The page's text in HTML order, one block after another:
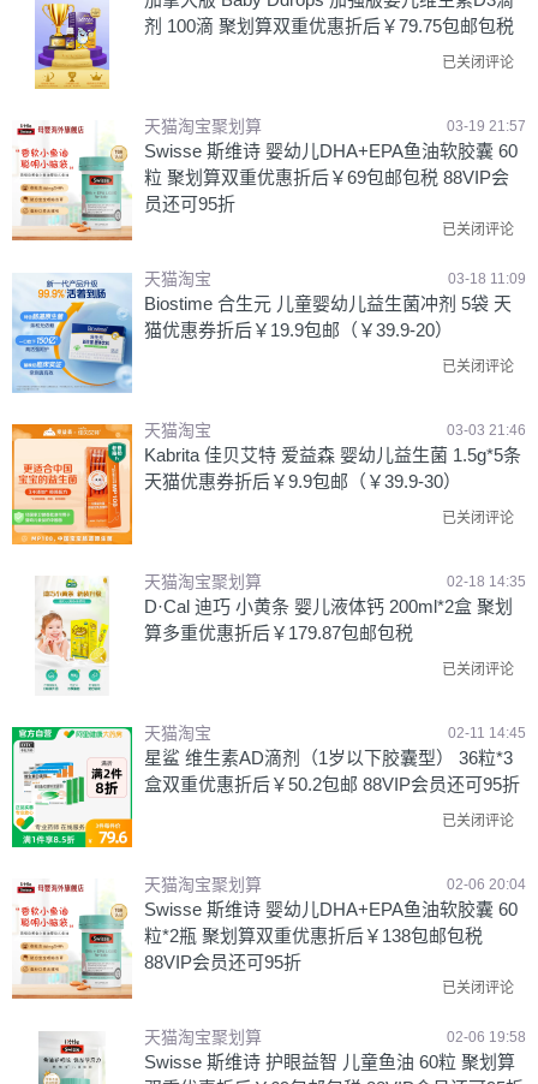
剂 100滴 聚划算双重优惠折后￥79.75包邮包税
已关闭评论
天猫淘宝聚划算 03-19 21:57
Swisse 斯维诗 婴幼儿DHA+EPA鱼油软胶囊 60
粒 聚划算双重优惠折后￥69包邮包税 88VIP会
员还可95折
已关闭评论
天猫淘宝 03-18 11:09
Biostime 合生元 儿童婴幼儿益生菌冲剂 5袋 天
猫优惠券折后￥19.9包邮（￥39.9-20）
已关闭评论
天猫淘宝 03-03 21:46
Kabrita 佳贝艾特 爱益森 婴幼儿益生菌 1.5g*5条
天猫优惠券折后￥9.9包邮（￥39.9-30）
已关闭评论
天猫淘宝聚划算 02-18 14:35
D·Cal 迪巧 小黄条 婴儿液体钙 200ml*2盒 聚划
算多重优惠折后￥179.87包邮包税
已关闭评论
天猫淘宝 02-11 14:45
星鲨 维生素AD滴剂（1岁以下胶囊型） 36粒*3
盒双重优惠折后￥50.2包邮 88VIP会员还可95折
已关闭评论
天猫淘宝聚划算 02-06 20:04
Swisse 斯维诗 婴幼儿DHA+EPA鱼油软胶囊 60
粒*2瓶 聚划算双重优惠折后￥138包邮包税
88VIP会员还可95折
已关闭评论
天猫淘宝聚划算 02-06 19:58
Swisse 斯维诗 护眼益智 儿童鱼油 60粒 聚划算